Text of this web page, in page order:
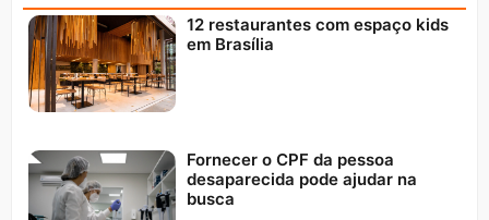
12 restaurantes com espaço kids
em Brasília
Fornecer o CPF da pessoa
desaparecida pode ajudar na
busca